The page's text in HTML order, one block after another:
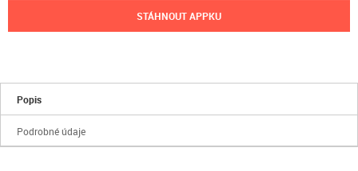
STÁHNOUT APPKU
Popis
Podrobné údaje